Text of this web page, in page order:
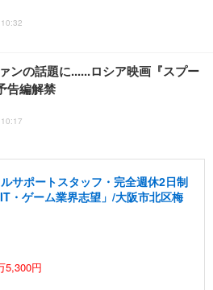
ンの話題に......ロシア映画『スプー
告編解禁
サポートスタッフ・完全週休2日制
・ゲーム業界志望」/大阪市北区梅
5,300円